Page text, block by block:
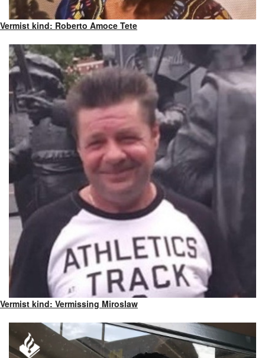
Vermist kind: Roberto Amoce Tete
Vermist kind: Vermissing Miroslaw